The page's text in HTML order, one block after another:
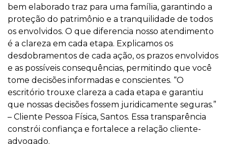
bem elaborado traz para uma família, garantindo a
proteção do patrimônio e a tranquilidade de todos
os envolvidos. O que diferencia nosso atendimento
é a clareza em cada etapa. Explicamos os
desdobramentos de cada ação, os prazos envolvidos
e as possíveis consequências, permitindo que você
tome decisões informadas e conscientes. “O
escritório trouxe clareza a cada etapa e garantiu
que nossas decisões fossem juridicamente seguras.”
– Cliente Pessoa Física, Santos. Essa transparência
constrói confiança e fortalece a relação cliente-
advogado.